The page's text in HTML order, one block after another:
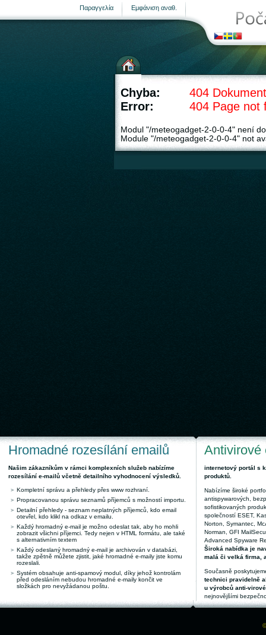
Εμφάνιση αναθ.
Παραγγελία
σελίδα
Chyba:
404
Error:
404 Page not
Modul "/meteogadget-2-0-0-4" není
Module "/meteogadget-2-0-0-4" not
Hromadné rozesílání emailů
Našim zákazníkům v rámci komplexních služeb nabízíme
rozesílání e-mailů včetně detailního vyhodnocení výsledků.
Kompletní správu a přehledy přes www rozhraní.
Propracovanou správu seznamů příjemců s možností importu.
Detailní přehledy - seznam neplatných příjemců, kdo email
otevřel, kdo klikl na odkaz v emailu.
Každý hromadný e-mail je možno odeslat tak, aby ho mohli
zobrazit všichni příjemci. Tedy nejen v HTML formátu, ale také
s alternativním textem
Každý odeslaný hromadný e-mail je archivován v databázi,
takže zpětně můžete zjistit, jaké hromadné e-maily jste komu
rozeslali.
Systém obsahuje anti-spamový modul, díky jehož kontrolám
před odesláním nebudou hromadné e-maily končit ve
složkách pro nevyžádanou poštu.
Antivirové
internetový portál s
produktů.
Nabízíme široké
antispywarových,
sofistikovaných
společností ESET,
Norton, Symantec,
Norman, GFI
Advanced Spyware
Široká nabídka je
malá či velká firma,
Současně
technici pravidelně
u výrobců anti-
nejnovějšími